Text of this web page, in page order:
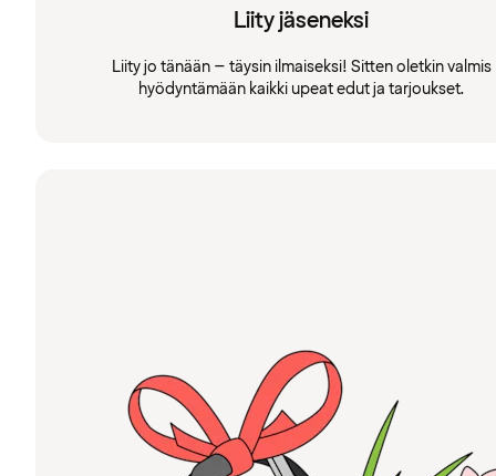
Liity jäseneksi
Liity jo tänään – täysin ilmaiseksi! Sitten oletkin valmis
hyödyntämään kaikki upeat edut ja tarjoukset.